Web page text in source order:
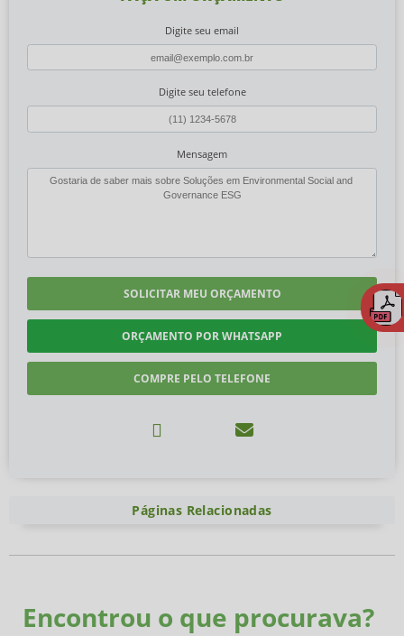
Digite seu email
Digite seu telefone
Mensagem
SOLICITAR MEU ORÇAMENTO
ORÇAMENTO POR WHATSAPP
COMPRE PELO TELEFONE
Páginas Relacionadas
Encontrou o que procurava?